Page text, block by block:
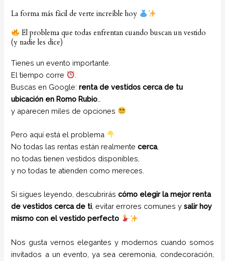
La forma más fácil de verte increíble hoy
El problema que todas enfrentan cuando buscan un vestido
(y nadie les dice)
Tienes un evento importante.
El tiempo corre
Buscas en Google:renta de vestidos cerca de tu
ubicación en Romo Rubio
y aparecen miles de opciones
Pero aquí está el problema
No todas las rentas están realmentecerca,
no todas tienen vestidos disponibles,
y no todas te atienden como mereces.
Si sigues leyendo, descubriráscómo elegir la mejor renta
de vestidos cerca de ti , evitar errores comunes ysalir hoy
mismo con el vestido perfecto
Nos gusta vernos elegantes y modernos cuando somos
invitados a un evento, ya sea ceremonia, condecoración,